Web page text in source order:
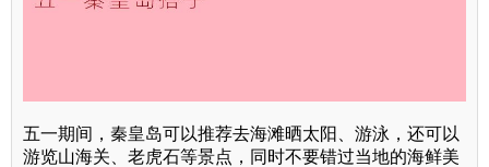
五一期间，秦皇岛可以推荐去海滩晒太阳、游泳，还可以
游览山海关、老虎石等景点，同时不要错过当地的海鲜美